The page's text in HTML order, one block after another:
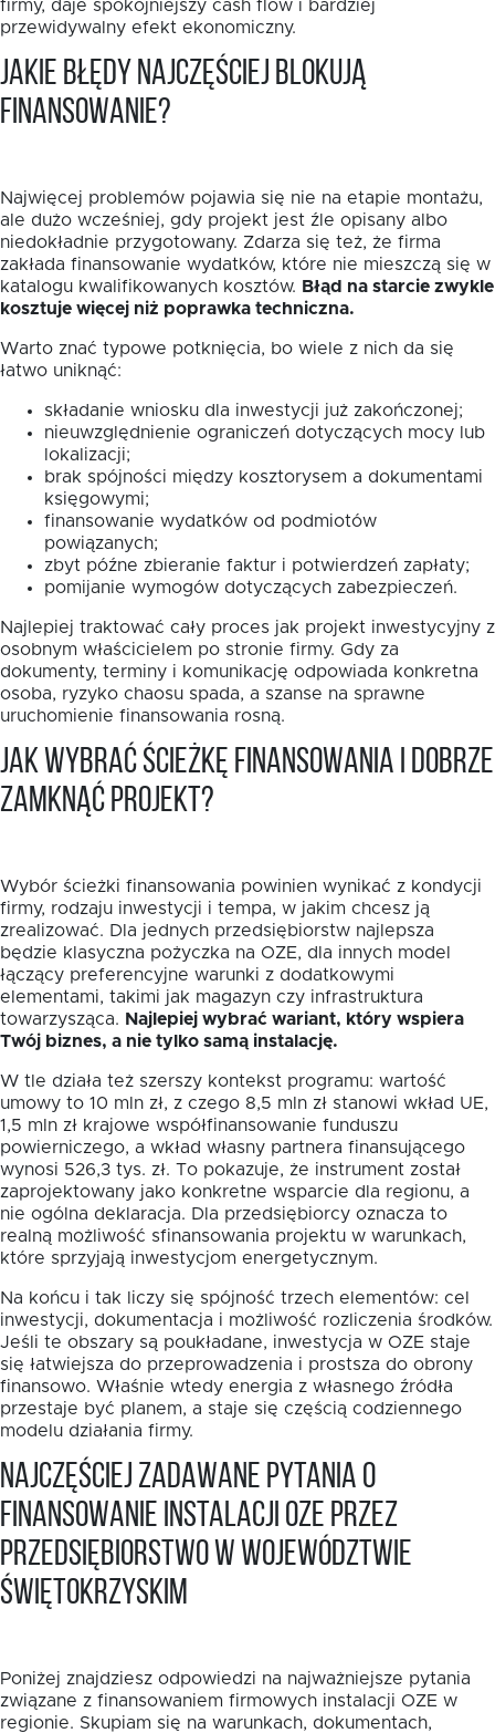
firmy, daje spokojniejszy cash flow i bardziej
przewidywalny efekt ekonomiczny.
Jakie błędy najczęściej blokują
finansowanie?
Najwięcej problemów pojawia się nie na etapie montażu,
ale dużo wcześniej, gdy projekt jest źle opisany albo
niedokładnie przygotowany. Zdarza się też, że firma
zakłada finansowanie wydatków, które nie mieszczą się w
katalogu kwalifikowanych kosztów. Błąd na starcie zwykle
kosztuje więcej niż poprawka techniczna.
Warto znać typowe potknięcia, bo wiele z nich da się
łatwo uniknąć:
składanie wniosku dla inwestycji już zakończonej;
nieuwzględnienie ograniczeń dotyczących mocy lub
lokalizacji;
brak spójności między kosztorysem a dokumentami
księgowymi;
finansowanie wydatków od podmiotów
powiązanych;
zbyt późne zbieranie faktur i potwierdzeń zapłaty;
pomijanie wymogów dotyczących zabezpieczeń.
Najlepiej traktować cały proces jak projekt inwestycyjny z
osobnym właścicielem po stronie firmy. Gdy za
dokumenty, terminy i komunikację odpowiada konkretna
osoba, ryzyko chaosu spada, a szanse na sprawne
uruchomienie finansowania rosną.
Jak wybrać ścieżkę finansowania i dobrze
zamknąć projekt?
Wybór ścieżki finansowania powinien wynikać z kondycji
firmy, rodzaju inwestycji i tempa, w jakim chcesz ją
zrealizować. Dla jednych przedsiębiorstw najlepsza
będzie klasyczna pożyczka na OZE, dla innych model
łączący preferencyjne warunki z dodatkowymi
elementami, takimi jak magazyn czy infrastruktura
towarzysząca. Najlepiej wybrać wariant, który wspiera
Twój biznes, a nie tylko samą instalację.
W tle działa też szerszy kontekst programu: wartość
umowy to 10 mln zł, z czego 8,5 mln zł stanowi wkład UE,
1,5 mln zł krajowe współfinansowanie funduszu
powierniczego, a wkład własny partnera finansującego
wynosi 526,3 tys. zł. To pokazuje, że instrument został
zaprojektowany jako konkretne wsparcie dla regionu, a
nie ogólna deklaracja. Dla przedsiębiorcy oznacza to
realną możliwość sfinansowania projektu w warunkach,
które sprzyjają inwestycjom energetycznym.
Na końcu i tak liczy się spójność trzech elementów: cel
inwestycji, dokumentacja i możliwość rozliczenia środków.
Jeśli te obszary są poukładane, inwestycja w OZE staje
się łatwiejsza do przeprowadzenia i prostsza do obrony
finansowo. Właśnie wtedy energia z własnego źródła
przestaje być planem, a staje się częścią codziennego
modelu działania firmy.
Najczęściej zadawane pytania o
finansowanie instalacji OZE przez
przedsiębiorstwo w województwie
świętokrzyskim
Poniżej znajdziesz odpowiedzi na najważniejsze pytania
związane z finansowaniem firmowych instalacji OZE w
regionie. Skupiam się na warunkach, dokumentach,